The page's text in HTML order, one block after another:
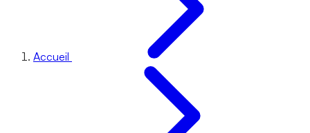
Accueil